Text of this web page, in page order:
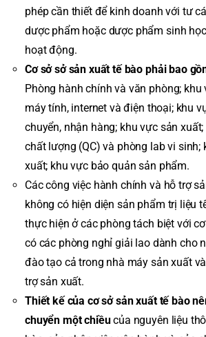
phép cần thiết để kinh doanh với tư
dược phẩm hoặc dược phẩm sinh
hoạt động.
Cơ sở sở sản xuất tế bào phải bao
Phòng hành chính và văn phòng; khu
máy tính, internet và điện thoại; khu
chuyển, nhận hàng; khu vực sản
chất lượng (QC) và phòng lab vi sinh;
xuất; khu vực bảo quản sản phẩm.
Các công việc hành chính và hỗ trợ
không có hiện diện sản phẩm trị liệu
thực hiện ở các phòng tách biệt với
có các phòng nghỉ giải lao dành cho
đào tạo cả trong nhà máy sản xuất
trợ sản xuất.
Thiết kế của cơ sở sản xuất tế bào
chuyển một chiềucủa nguyên liệu